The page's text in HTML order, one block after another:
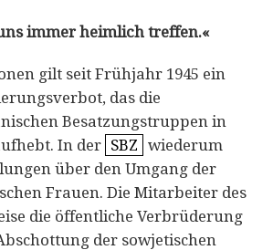
immer heimlich treffen.«
gilt seit Frühjahr 1945 ein
das die
Besatzungstruppen in
In der SBZ wiederum
über den Umgang der
Frauen. Die Mitarbeiter des
die öffentliche Verbrüderung
der sowjetischen